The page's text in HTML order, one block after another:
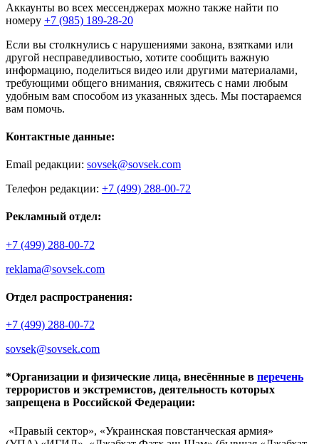
Аккаунты во всех мессенджерах можно также найти по
номеру +7 (985) 189-28-20
Если вы столкнулись с нарушениями закона, взятками или
другой несправедливостью, хотите сообщить важную
информацию, поделиться видео или другими материалами,
требующими общего внимания, свяжитесь с нами любым
удобным вам способом из указанных здесь. Мы постараемся
вам помочь.
Контактные данные:
Email редакции: sovsek@sovsek.com
Телефон редакции: +7 (499) 288-00-72
Рекламный отдел:
+7 (499) 288-00-72
reklama@sovsek.com
Отдел распространения:
+7 (499) 288-00-72
sovsek@sovsek.com
*Организации и физические лица, внесённные в перечень
террористов и экстремистов, деятельность которых
запрещена в Российской Федерации:
«Правый сектор», «Украинская повстанческая армия»